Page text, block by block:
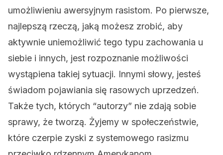
umożliwieniu awersyjnym rasistom. Po pierwsze,
najlepszą rzeczą, jaką możesz zrobić, aby
aktywnie uniemożliwić tego typu zachowania u
siebie i innych, jest rozpoznanie możliwości
wystąpiena takiej sytuacji. Innymi słowy, jesteś
świadom pojawiania się rasowych uprzedzeń.
Także tych, których “autorzy” nie zdają sobie
sprawy, że tworzą. Żyjemy w społeczeństwie,
które czerpie zyski z systemowego rasizmu